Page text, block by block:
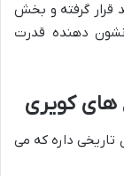
قرار گرفته و بخش
دهنده قدرت
های کویری
تاریخی داره که می